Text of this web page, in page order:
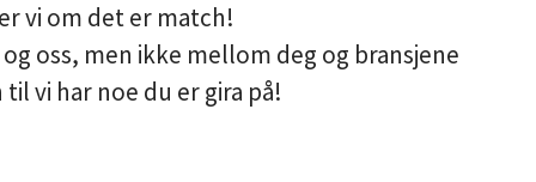
vi om det er match!
oss, men ikke mellom deg og bransjene
vi har noe du er gira på!